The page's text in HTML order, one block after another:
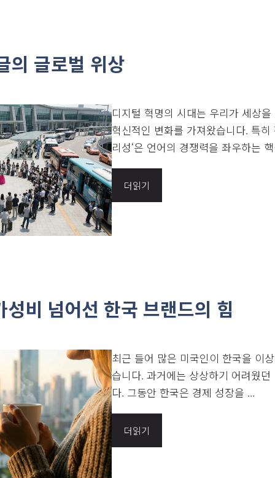
의 글로벌 위상
디지털 혁명의 시대는 우리가 세상
혁신적인 변화를 가져왔습니다. 특히
리성‘은 언어의 경쟁력을 좌우하는
더읽기
비 넘어선 한국 브랜드의 힘
최근 들어 많은 미국인이 한국을 이
습니다. 과거에는 상상하기 어려웠
다. 그동안 한국은 경제 성장을 ...
더읽기